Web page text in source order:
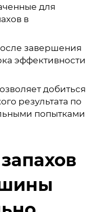
для
в
завершения
эффективности
добиться
результата по
попытками